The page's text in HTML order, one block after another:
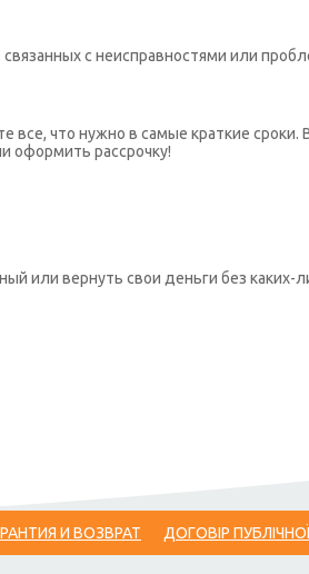
с неисправностями или
что нужно в самые краткие
оформить рассрочку!
или вернуть свои деньги без каких-
И ВОЗВРАТ ДОГОВІР